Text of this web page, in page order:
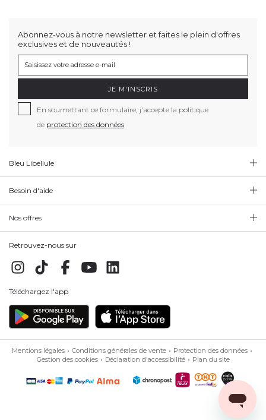
Abonnez-vous à notre newsletter et faites le plein d'offres
exclusives et de nouveautés !
JE M'INSCRIS
En soumettant ce formulaire, j'accepte la politique
de protection des données
Bleu Libellule
Besoin d'aide
Nos offres
Retrouvez-nous sur
Téléchargez l'app
Mentions légales Conditions générales de vente
Protection des données
Gestion des cookies
Déclaration d'accessibilité Plan du site